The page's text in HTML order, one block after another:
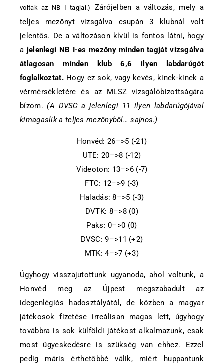
voltak az NB I tagjai.)
Zárójelben a változás, mely a
teljes mezőnyt vizsgálva csupán 3 klubnál volt
jelentős. De a változáson kívül is fontos látni, hogy
a jelenlegi NB I-es mezőny minden tagját vizsgálva
átlagosan minden klub 6,6 ilyen labdarúgót
foglalkoztat.Hogy ez sok, vagy kevés, kinek-kinek a
vérmérsékletére és az MLSZ vizsgálóbizottságára
bízom.(A DVSC a jelenlegi 11 ilyen labdarúgójával
kimagaslik a teljes mezőnyből… sajnos.)
Honvéd: 26–>5 (-21)
UTE: 20–>8 (-12)
Videoton: 13–>6 (-7)
FTC: 12–>9 (-3)
Haladás: 8–>5 (-3)
DVTK: 8–>8 (0)
Paks: 0–>0 (0)
DVSC: 9–>11 (+2)
MTK: 4–>7 (+3)
Úgyhogy visszajutottunk ugyanoda, ahol voltunk, a
Honvéd meg az Újpest megszabadult az
idegenlégiós hadosztályától, de közben a magyar
játékosok fizetése irreálisan magas lett, úgyhogy
továbbra is sok külföldi játékost alkalmazunk, csak
most ügyeskedésre is szükség van ehhez. Ezzel
pedig máris érthetőbbé válik, miért huppantunk